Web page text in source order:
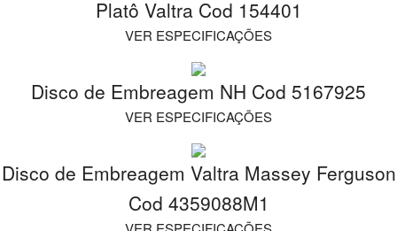
Platô Valtra Cod 154401
VER ESPECIFICAÇÕES
Disco de Embreagem NH Cod 5167925
VER ESPECIFICAÇÕES
Disco de Embreagem Valtra Massey Ferguson
Cod 4359088M1